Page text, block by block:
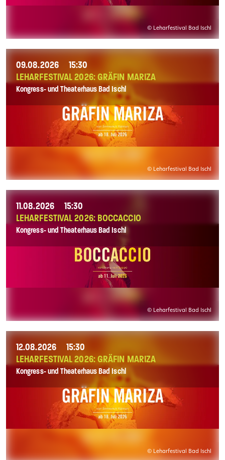
© Leharfestival Bad Ischl
09.08.2026
15:30
LEHARFESTIVAL 2026: GRÄFIN MARIZA
Kongress- und Theaterhaus Bad Ischl
© Leharfestival Bad Ischl
11.08.2026
15:30
LEHARFESTIVAL 2026: BOCCACCIO
Kongress- und Theaterhaus Bad Ischl
© Leharfestival Bad Ischl
12.08.2026
15:30
LEHARFESTIVAL 2026: GRÄFIN MARIZA
Kongress- und Theaterhaus Bad Ischl
© Leharfestival Bad Ischl